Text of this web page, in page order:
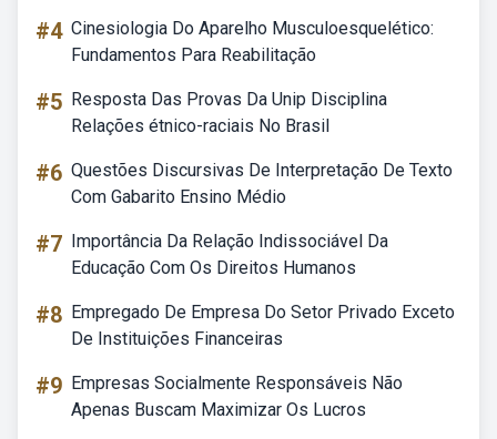
#4 Cinesiologia Do Aparelho Musculoesquelético:
Fundamentos Para Reabilitação
#5 Resposta Das Provas Da Unip Disciplina
Relações étnico-raciais No Brasil
#6 Questões Discursivas De Interpretação De Texto
Com Gabarito Ensino Médio
#7 Importância Da Relação Indissociável Da
Educação Com Os Direitos Humanos
#8 Empregado De Empresa Do Setor Privado Exceto
De Instituições Financeiras
#9 Empresas Socialmente Responsáveis Não
Apenas Buscam Maximizar Os Lucros